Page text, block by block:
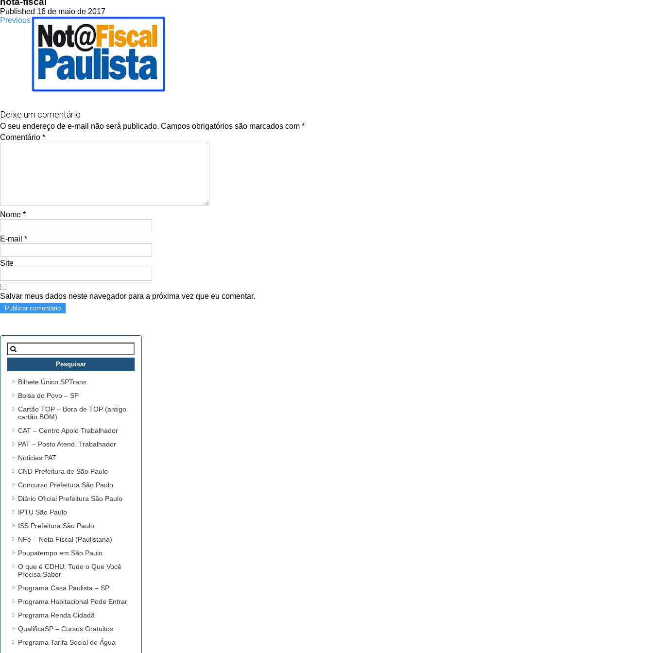
Published 16 de maio de 2017
Previous
Deixe um comentário
O seu endereço de e-mail não será publicado. Campos obrigatórios são marcados com *
Comentário *
Nome *
E-mail *
Site
Salvar meus dados neste navegador para a próxima vez que eu comentar.
Pesquisar
por:
Bilhete Único SPTrans
Bolsa do Povo – SP
Cartão TOP – Bora de TOP (antigo
cartão BOM)
CAT – Centro Apoio Trabalhador
PAT – Posto Atend. Trabalhador
Noticias PAT
CND Prefeitura de São Paulo
Concurso Prefeitura São Paulo
Diário Oficial Prefeitura São Paulo
IPTU São Paulo
ISS Prefeitura São Paulo
NFe – Nota Fiscal (Paulistana)
Poupatempo em São Paulo
O que é CDHU: Tudo o Que Você
Precisa Saber
Programa Casa Paulista – SP
Programa Habitacional Pode Entrar
Programa Renda Cidadã
QualificaSP – Cursos Gratuitos
Programa Tarifa Social de Água